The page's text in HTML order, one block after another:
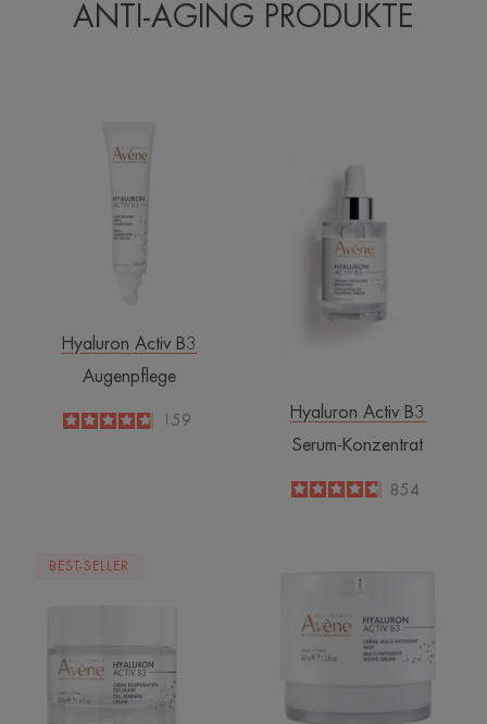
ANTI-AGING PRODUKTE
Hyaluron Activ B3
Augenpflege
4.8
159
Hyaluron Activ B3
Serum-Konzentrat
4.7
/
5
854
BEST-SELLER
Intensiv